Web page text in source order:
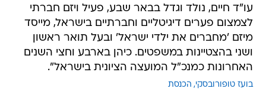
עו"ד חיים, נולד וגדל בבאר שבע, פעיל ויזם חברתי
לצמצום פערים דיגיטליים וחברתיים בישראל, מייסד
מיזם 'מחברים את ילדי ישראל' ובעל תואר ראשון
ושני בהצטיינות במשפטים. כיהן בארבע וחצי השנים
האחרונות כמנכ"ל המועצה הציונית בישראל".
בועז טופורובסקי הכנסת